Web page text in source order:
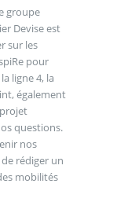
groupe
Devise est
sur les
pour
ligne 4, la
également
questions.
nos
rédiger un
mobilités